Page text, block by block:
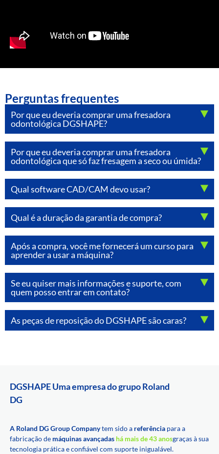
Perguntas frequentes
Por que eu deveria comprar uma fresadora
odontológica DGSHAPE?
Por que eu deveria comprar uma fresadora
odontológica que só faz fresagem a seco ou úmida?
Qual software CAD/CAM devo usar?
Qual é a duração da garantia de compra?
Após a compra, você me fornecerá um curso para
aprender a usar a máquina?
Se eu quiser mais informações e suporte, com
quem posso entrar em contato?
As peças de reposição do DGSHAPE são caras?
DGSHAPE Uma empresa do grupo Roland
DG
A Roland DG Group Companytem sido a referência para a
fabricação de máquinas avançadas há mais de 43 anosgraças à sua
tecnologia prática e confiável com suporte inigualável.